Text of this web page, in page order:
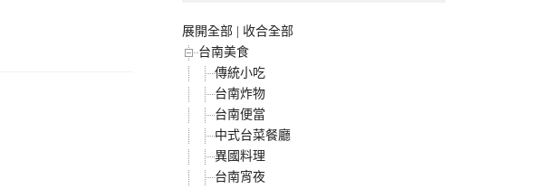
展開全部
收合全部
台南美食
傳統小吃
台南炸物
台南便當
中式台菜餐廳
異國料理
台南宵夜